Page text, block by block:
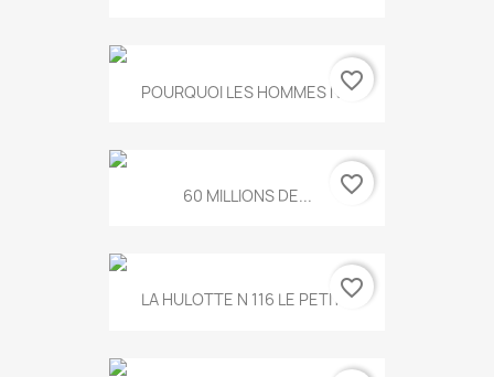
POURQUOI LES HOMMES N...favorite_border
60 MILLIONS DE... favorite_border
LA HULOTTE N 116 LE PETIT...favorite_border